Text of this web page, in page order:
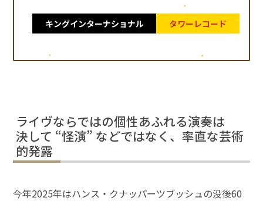
キングインターナショナル タワーレコード
ライヴならではの個性あふれる演奏は
決して “怪演” などではなく、率直な芸術
的発露
今年2025年はハンス・クナッパーツブッシュの没後60